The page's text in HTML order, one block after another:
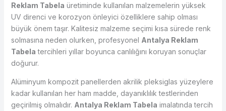
Reklam Tabela üretiminde kullanılan malzemelerin yüksek
UV direnci ve korozyon önleyici özelliklere sahip olması
büyük önem taşır. Kalitesiz malzeme seçimi kısa sürede renk
solmasına neden olurken, profesyonel Antalya Reklam
Tabela tercihleri yıllar boyunca canlılığını koruyan sonuçlar
doğurur.
Alüminyum kompozit panellerden akrilik pleksiglas yüzeylere
kadar kullanılan her ham madde, dayanıklılık testlerinden
geçirilmiş olmalıdır. Antalya Reklam Tabela imalatında tercih